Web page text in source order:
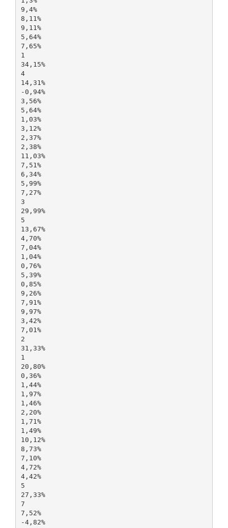
9,4%
8,11%
9,11%
5,64%
7,65%
1
34,15%
4
14,31%
-0,94%
3,56%
5,64%
1,03%
3,12%
2,37%
2,38%
11,03%
7,51%
6,34%
5,99%
7,27%
3
29,99%
5
13,67%
4,70%
7,04%
1,04%
0,76%
5,39%
0,85%
9,26%
7,91%
9,97%
3,42%
7,01%
2
31,33%
1
20,80%
0,36%
1,44%
1,97%
1,46%
2,20%
1,71%
1,49%
10,12%
8,73%
7,10%
4,72%
4,42%
5
27,33%
7
7,52%
-4,82%